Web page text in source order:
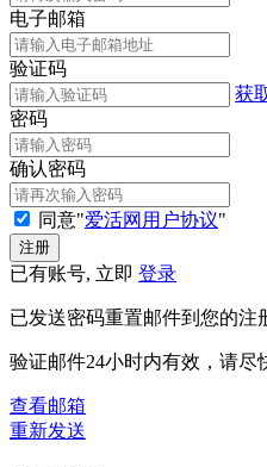
电子邮箱
验证码
获
密码
确认密码
同意"爱活网用户协议"
已有账号, 立即 登录
已发送密码重置邮件到您的注
验证邮件24小时内有效，请尽
查看邮箱
重新发送